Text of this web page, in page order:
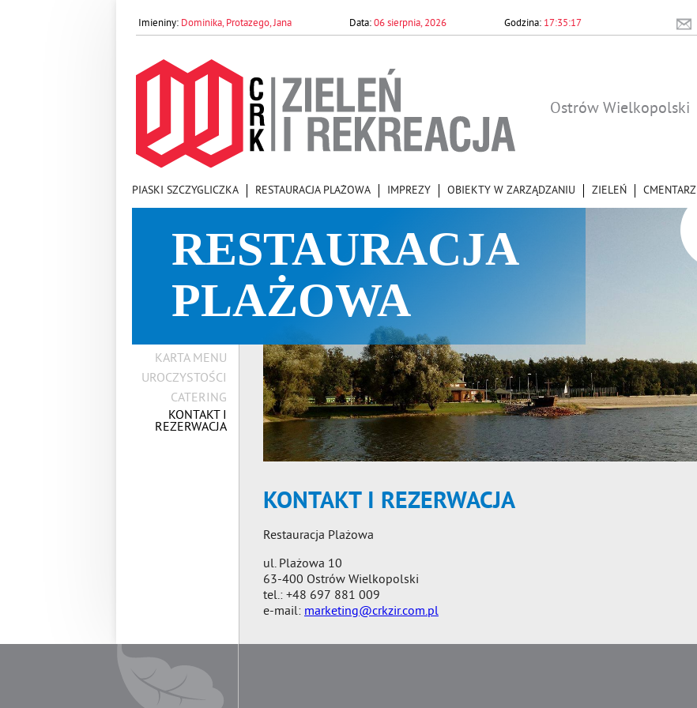
Dominika, Protazego, Jana 06 sierpnia, 2026 17:35:17
Ostrów Wielkopolski
PIASKI SZCZYGLICZKA RESTAURACJA PLAŻOWA IMPREZY OBIEKTY W ZARZĄDZANIU ZIELEŃ CMENTARZ
RESTAURACJA
PLAŻOWA
KARTA MENU
UROCZYSTOŚCI
CATERING
KONTAKT I
REZERWACJA
KONTAKT I REZERWACJA
Restauracja Plażowa
ul. Plażowa 10
63-400 Ostrów Wielkopolski
tel.: +48 697 881 009
e-mail: marketing@crkzir.com.pl